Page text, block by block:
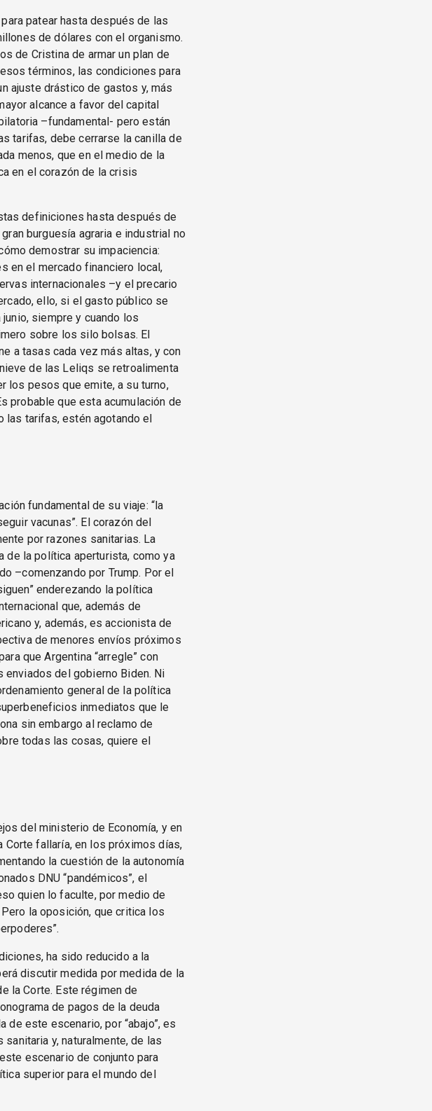
patear hasta después de las
de dólares con el organismo.
de Cristina de armar un plan de
términos, las condiciones para
ajuste drástico de gastos y, más
alcance a favor del capital
–fundamental- pero están
tarifas, debe cerrarse la canilla de
menos, que en el medio de la
en el corazón de la crisis
definiciones hasta después de
burguesía agraria e industrial no
demostrar su impaciencia:
en el mercado financiero local,
internacionales –y el precario
ello, si el gasto público se
siempre y cuando los
sobre los silo bolsas. El
a tasas cada vez más altas, y con
de las Leliqs se retroalimenta
los pesos que emite, a su turno,
probable que esta acumulación de
tarifas, estén agotando el
fundamental de su viaje: “la
vacunas”. El corazón del
por razones sanitarias. La
de la política aperturista, como ya
–comenzando por Trump. Por el
enderezando la política
que, además de
y, además, es accionista de
de menores envíos próximos
que Argentina “arregle” con
enviados del gobierno Biden. Ni
general de la política
inmediatos que le
sin embargo al reclamo de
todas las cosas, quiere el
del ministerio de Economía, y en
Corte fallaría, en los próximos días,
la cuestión de la autonomía
DNU “pandémicos”, el
quien lo faculte, por medio de
la oposición, que critica los
ha sido reducido a la
discutir medida por medida de la
la Corte. Este régimen de
de pagos de la deuda
de este escenario, por “abajo”, es
y, naturalmente, de las
escenario de conjunto para
superior para el mundo del